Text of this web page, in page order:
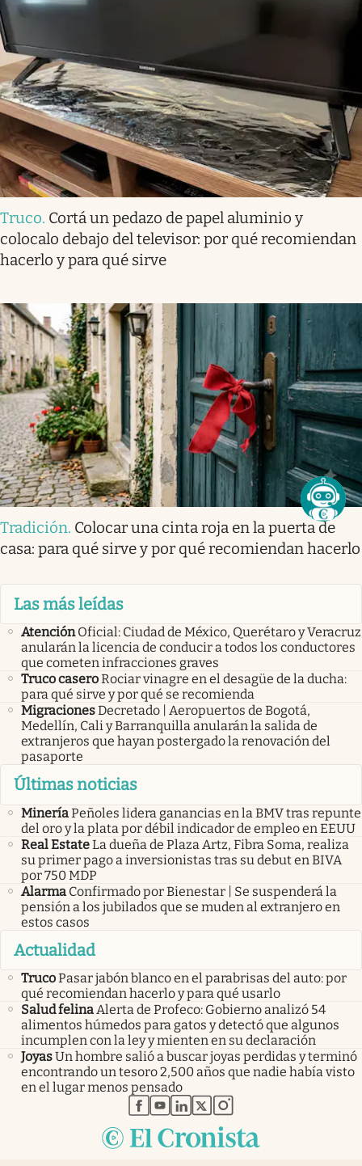
Truco. Cortá un pedazo de papel aluminio y
colocalo debajo del televisor: por qué recomiendan
hacerlo y para qué sirve
Tradición. Colocar una cinta roja en la puerta de
casa: para qué sirve y por qué recomiendan hacerlo
Las más leídas
Atención Oficial: Ciudad de México, Querétaro y Veracruz
anularán la licencia de conducir a todos los conductores
que cometen infracciones graves
Truco caseroRociar vinagre en el desagüe de la ducha:
para qué sirve y por qué se recomienda
MigracionesDecretado | Aeropuertos de Bogotá,
Medellín, Cali y Barranquilla anularán la salida de
extranjeros que hayan postergado la renovación del
pasaporte
Últimas noticias
MineríaPeñoles lidera ganancias en la BMV tras repunte
del oro y la plata por débil indicador de empleo en EEUU
Real EstateLa dueña de Plaza Artz, Fibra Soma, realiza
su primer pago a inversionistas tras su debut en BIVA
por 750 MDP
Alarma Confirmado por Bienestar | Se suspenderá la
pensión a los jubilados que se muden al extranjero en
estos casos
Actualidad
TrucoPasar jabón blanco en el parabrisas del auto: por
qué recomiendan hacerlo y para qué usarlo
Salud felinaAlerta de Profeco: Gobierno analizó 54
alimentos húmedos para gatos y detectó que algunos
incumplen con la ley y mienten en su declaración
JoyasUn hombre salió a buscar joyas perdidas y terminó
encontrando un tesoro 2,500 años que nadie había visto
en el lugar menos pensado
abre en nueva pestaña
abre en nueva pestaña
abre en nueva pestaña
abre en nueva pestaña
abre en nueva pestaña